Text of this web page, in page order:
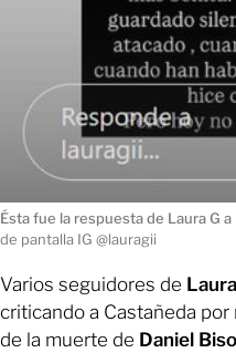
Ésta fue la respuesta de Laura G
de pantalla IG @lauragii
Varios seguidores de
criticando a Castañeda
de la muerte de Daniel